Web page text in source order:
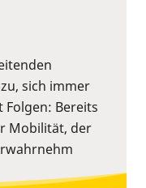
sich immer
Folgen: Bereits
Mobilität, der